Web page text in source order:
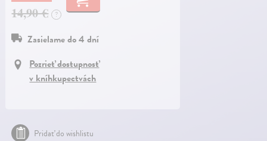
14,90 € ?
Zasielame do 4 dní
Pozrieť dostupnosť
v kníhkupectvách
Pridať do wishlistu